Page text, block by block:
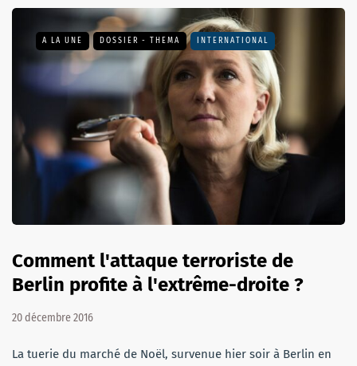
A LA UNE DOSSIER - THEMA INTERNATIONAL
Comment l'attaque terroriste de
Berlin profite à l'extrême-droite ?
20 décembre 2016
La tuerie du marché de Noël, survenue hier soir à Berlin en